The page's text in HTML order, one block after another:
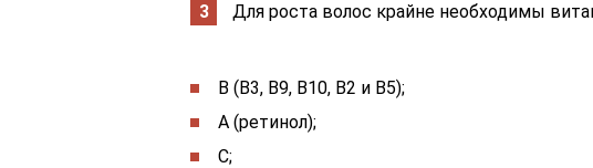
Для роста волос крайне необходимы
В (В3, В9, В10, В2 и В5);
А (ретинол);
С;